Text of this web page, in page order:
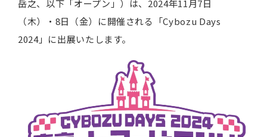
岳之、以下「オープン」）は、2024年11月7日
（木）・8日（金）に開催される「Cybozu Days
2024」に出展いたします。